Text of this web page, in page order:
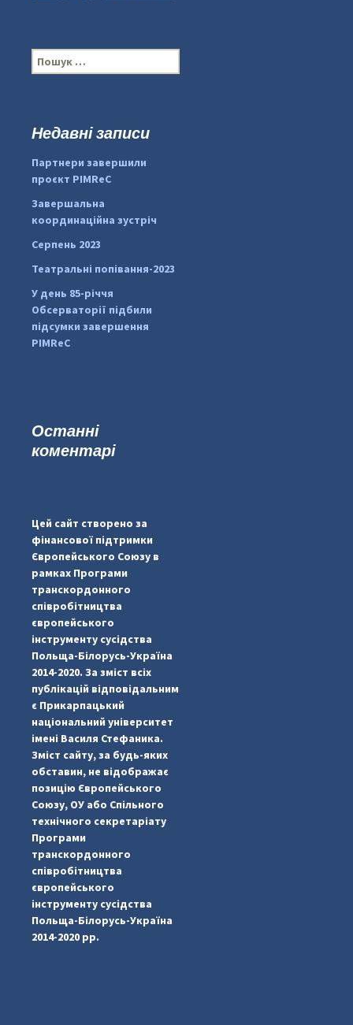
#PipIvanToday
pimrec_project
pimrec_project
П
о
:Недавні записи
Партнери завершили
проєкт PIMReC
Завершальна
координаційна зустріч
Серпень 2023
Театральні попівання-2023
У день 85-річчя
Обсерваторії підбили
підсумки завершення
PIMReC
Останні
коментарі
Цей сайт створено за
фінансової підтримки
Європейського Союзу в
рамках Програми
транскордонного
співробітництва
європейського
інструменту сусідства
Польща-Білорусь-Україна
2014-2020. За зміст всіх
публікацій відповідальним
є Прикарпацький
національний університет
імені Василя Стефаника.
Зміст сайту, за будь-яких
обставин, не відображає
позицію Європейського
Союзу, ОУ або Спільного
технічного секретаріату
Програми
транскордонного
співробітництва
європейського
інструменту сусідства
Польща-Білорусь-Україна
2014-2020 рр.